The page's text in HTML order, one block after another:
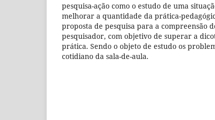
pesquisa-ação como o estudo de uma
melhorar a quantidade da prática-
proposta de pesquisa para a compreensão
pesquisador, com objetivo de superar a
prática. Sendo o objeto de estudo os
cotidiano da sala-de-aula.